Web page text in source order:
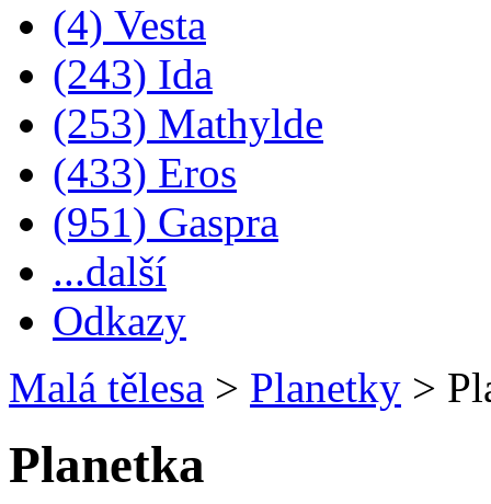
(4) Vesta
(243) Ida
(253) Mathylde
(433) Eros
(951) Gaspra
...další
Odkazy
Malá tělesa > Planetky >
Planetka